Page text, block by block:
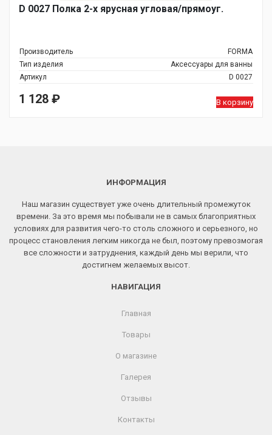
D 0027 Полка 2-х ярусная угловая/прямоуг.
Производитель
FORMA
Тип изделия
Аксессуары для ванны
Артикул
D 0027
1 128 ₽ В корзину
ИНФОРМАЦИЯ
Наш магазин существует уже очень длительный промежуток
времени. За это время мы побывали не в самых благоприятных
условиях для развития чего-то столь сложного и серьезного, но
процесс становления легким никогда не был, поэтому превозмогая
все сложности и затруднения, каждый день мы верили, что
достигнем желаемых высот.
НАВИГАЦИЯ
Главная
Товары
О магазине
Галерея
Отзывы
Контакты